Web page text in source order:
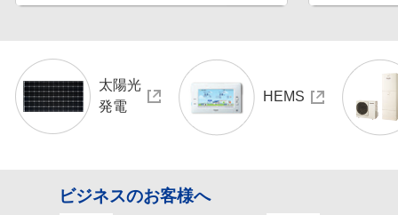
太陽光
発電
HEMS
ビジネスのお客様へ